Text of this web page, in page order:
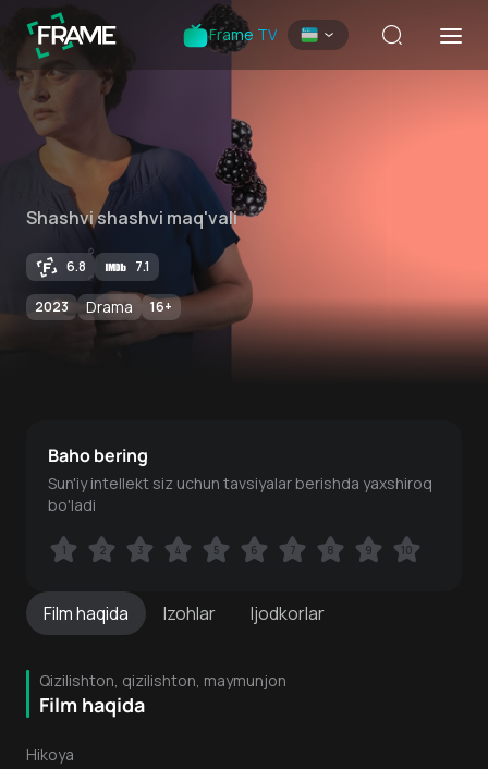
Frame TV
Shashvi shashvi maq'vali
6.8 7.1
2023 Drama 16+
Filmhaqida Izohlar Ijodkorlar
Qizilishton, qizilishton, maymunjon
Film haqida
Hikoya
Baho bering
Sun'iy intellekt siz uchun tavsiyalar berishda yaxshiroq
bo'ladi
1 2 3 4 5 6 7 8 9 10
1 2 3 4 5 6 7 8 9 10